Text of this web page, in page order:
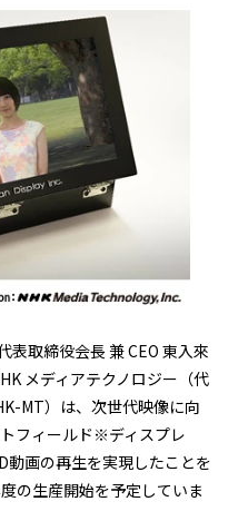
English
表取締役会長 兼 CEO 東入來
メディアテクノロジー（代
MT）は、次世代映像に向
フィールド※ディスプレ
動画の再生を実現したことを
の生産開始を予定していま